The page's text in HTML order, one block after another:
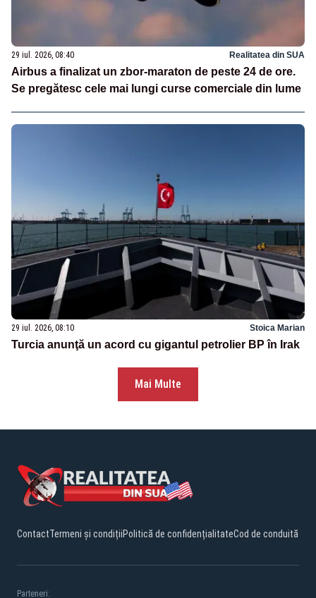
29 iul. 2026, 08:40 Realitatea din SUA
Airbus a finalizat un zbor-maraton de peste 24 de ore.
Se pregătesc cele mai lungi curse comerciale din lume
29 iul. 2026, 08:10 Stoica Marian
Turcia anunţă un acord cu gigantul petrolier BP în Irak
Mai Multe
ContactTermeni și condițiiPolitică de confidențialitateCod de conduită
Parteneri: